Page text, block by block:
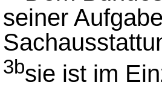
seiner
3bsie ist im